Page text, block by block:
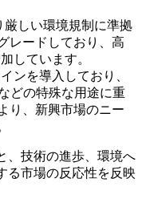
厳しい環境規制に準拠
レードしており、高
しています。
ンを導入しており、
どの特殊な用途に重
り、新興市場のニー
、技術の進歩、環境へ
る市場の反応性を反映